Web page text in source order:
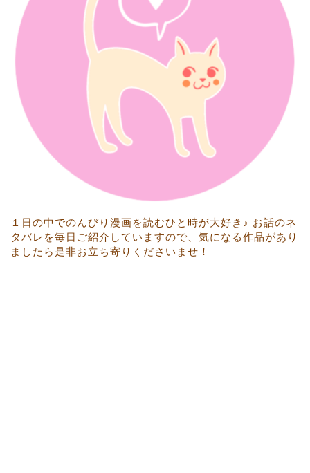
１日の中でのんびり漫画を読むひと時が大好き♪ お話のネ
タバレを毎日ご紹介していますので、気になる作品があり
ましたら是非お立ち寄りくださいませ！